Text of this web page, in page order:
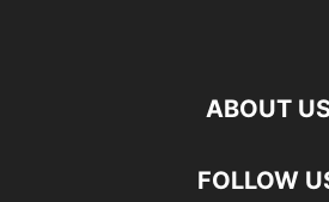
ABOUT
FOLLOW